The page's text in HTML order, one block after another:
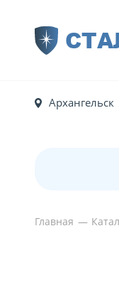
Архангельск
Главная